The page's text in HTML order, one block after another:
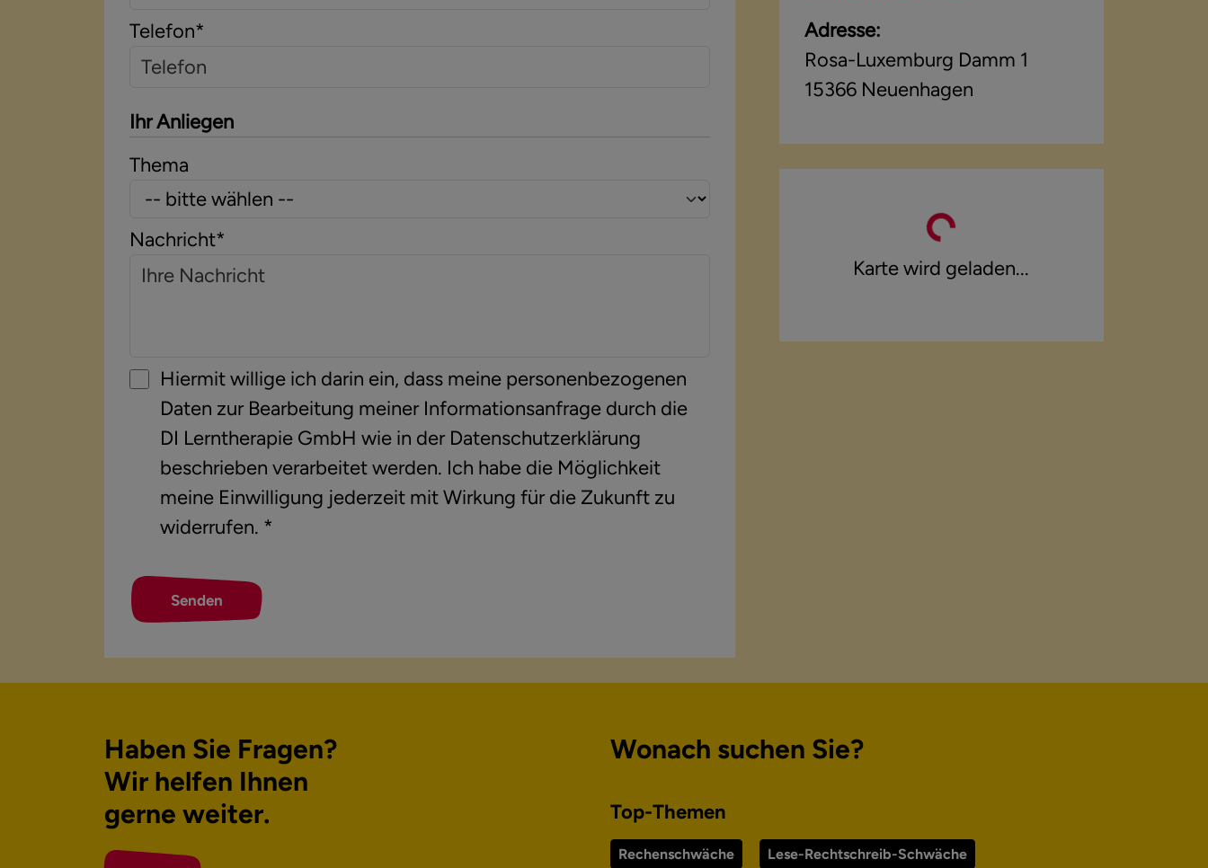
Telefon*
Ihr Anliegen
Thema
Nachricht*
Hiermit willige ich darin ein, dass meine personenbezogenen
Daten zur Bearbeitung meiner Informationsanfrage durch die
DI Lerntherapie GmbH wie in der Datenschutzerklärung
beschrieben verarbeitet werden. Ich habe die Möglichkeit
meine Einwilligung jederzeit mit Wirkung für die Zukunft zu
widerrufen. *
Senden
Adresse:
Rosa-Luxemburg Damm 1
15366 Neuenhagen
Karte wird geladen...
Haben Sie Fragen?
Wir helfen Ihnen
gerne weiter.
Wonach suchen Sie?
Top-Themen
Rechenschwäche Lese-Rechtschreib-Schwäche